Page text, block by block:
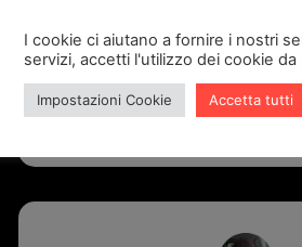
Mi sono recato presso la
stata una esperienza fantastica. Il
alla mano si è rivelato un vero
essere onestissimo sul costo.
I cookie ci aiutano a fornire i nostri
servizi, accetti l'utilizzo dei cookie da
Impostazioni Cookie Accetta tutti